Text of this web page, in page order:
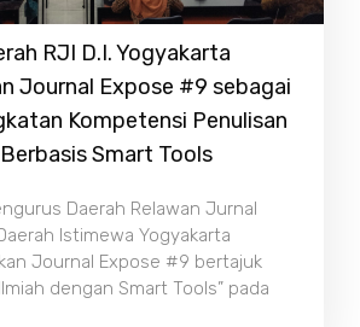
RJI D.I. Yogyakarta
Journal Expose #9 sebagai
Kompetensi Penulisan
Smart Tools
Daerah Relawan Jurnal
Istimewa Yogyakarta
Journal Expose #9 bertajuk
dengan Smart Tools” pada